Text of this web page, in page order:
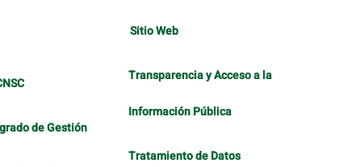
de Gestión
Sitio Web
Transparencia y Acceso a la
Información Pública
Tratamiento de Datos